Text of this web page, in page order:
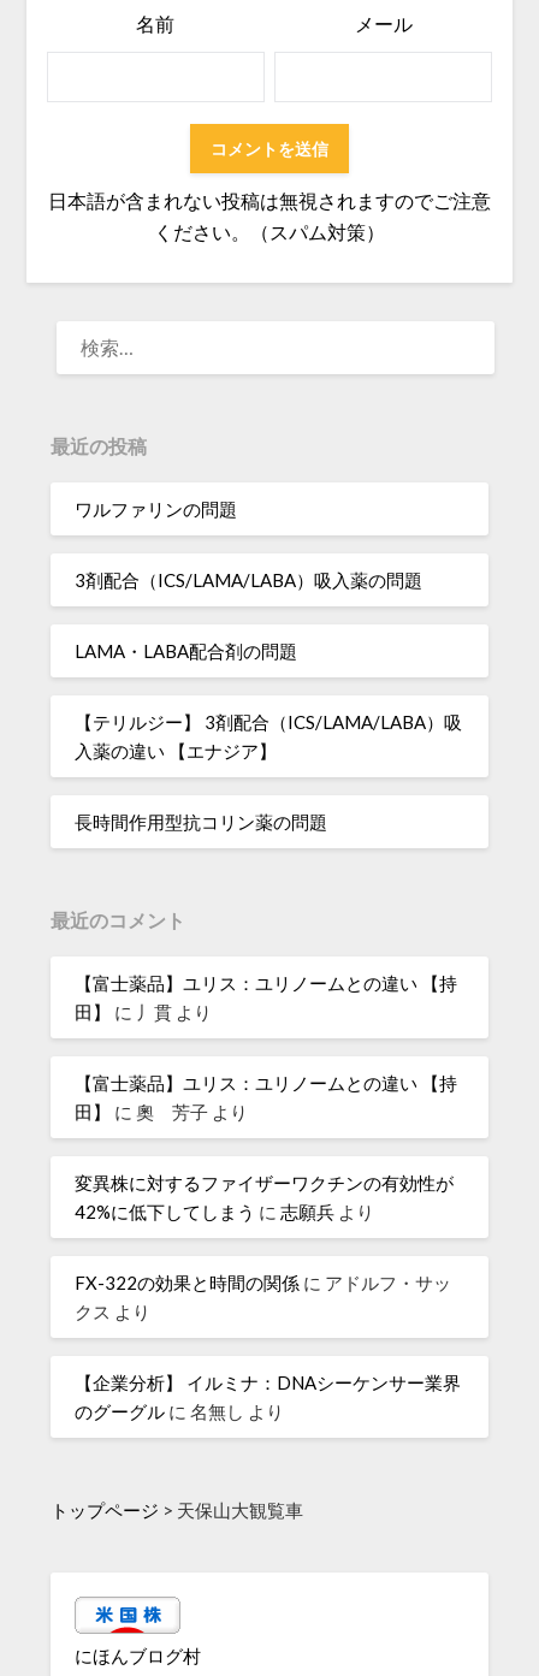
名前 メール
日本語が含まれない投稿は無視されますのでご注意
ください。（スパム対策）
最近の投稿
ワルファリンの問題
3剤配合（ICS/LAMA/LABA）吸入薬の問題
LAMA・LABA配合剤の問題
【テリルジー】 3剤配合（ICS/LAMA/LABA）吸
入薬の違い 【エナジア】
長時間作用型抗コリン薬の問題
最近のコメント
【富士薬品】ユリス：ユリノームとの違い 【持
田】
に 丿貫 より
【富士薬品】ユリス：ユリノームとの違い 【持
田】
に奧 芳子 より
変異株に対するファイザーワクチンの有効性が
42%に低下してしまう に志願兵 より
FX-322の効果と時間の関係 に アドルフ・サッ
クス より
【企業分析】 イルミナ：DNAシーケンサー業界
のグーグル に名無し より
トップページ > 天保山大観覧車
にほんブログ村